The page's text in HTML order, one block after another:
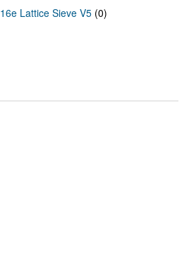
16e Lattice Sieve V5 (0)